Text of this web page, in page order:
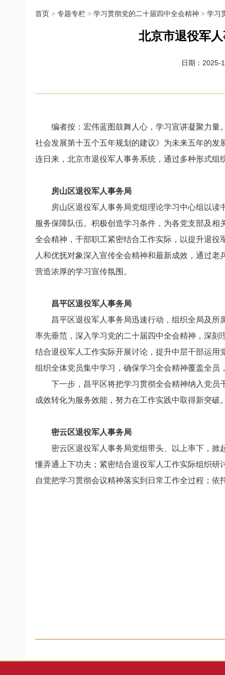
首页 > 专题专栏 > 学习贯彻党的二十届四中全会精神 > 学习
北京市退役军
日期：2025-
编者按： 宏伟蓝图鼓舞人心，学习宣讲凝聚力量
社会发展第十五个五年规划的建议》为未来五年的发
连日来，北京市退役军人事务系统，通过多种形式
房山区退役军人事务局
房山区退役军人事务局党组理论学习中心组以读
服务保障队伍。积极创造学习条件，为各党支部及
全会精神，干部职工紧密结合工作实际，以提升退
人和优抚对象深入宣传全会精神和最新成效，通过
营造浓厚的学习宣传氛围。
昌平区退役军人事务局
昌平区退役军人事务局迅速行动，组织全局及
率先垂范，深入学习党的二十届四中全会精神，深
结合退役军人工作实际开展讨论，提升中层干部运
组织全体党员集中学习，确保学习全会精神覆盖全员
下一步，昌平区将把学习贯彻全会精神纳入党
成效转化为服务效能，努力在工作实践中取得新突破
密云区退役军人事务局
密云区退役军人事务局党组带头、以上率下，
懂弄通上下功夫；紧密结合退役军人工作实际组织
自觉把学习贯彻会议精神落实到日常工作全过程；